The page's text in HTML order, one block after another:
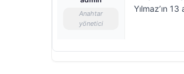
Anahtar
yönetici
Yılmaz’ın